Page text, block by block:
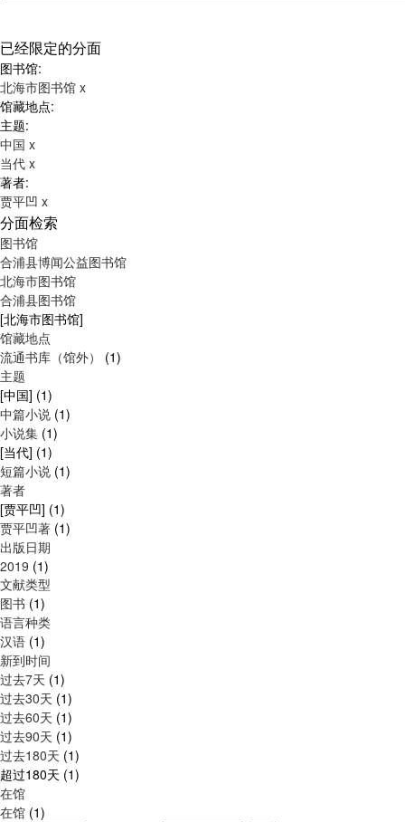
已经限定的分面
图书馆:
北海市图书馆 x
馆藏地点:
主题:
中国 x
当代 x
著者:
贾平凹 x
分面检索
图书馆
合浦县博闻公益图书馆
北海市图书馆
合浦县图书馆
[北海市图书馆]
馆藏地点
流通书库（馆外） (1)
主题
[中国] (1)
中篇小说 (1)
小说集 (1)
[当代] (1)
短篇小说 (1)
著者
[贾平凹] (1)
贾平凹著 (1)
出版日期
2019 (1)
文献类型
图书 (1)
语言种类
汉语 (1)
新到时间
过去7天 (1)
过去30天 (1)
过去60天 (1)
过去90天 (1)
过去180天 (1)
超过180天 (1)
在馆
在馆 (1)